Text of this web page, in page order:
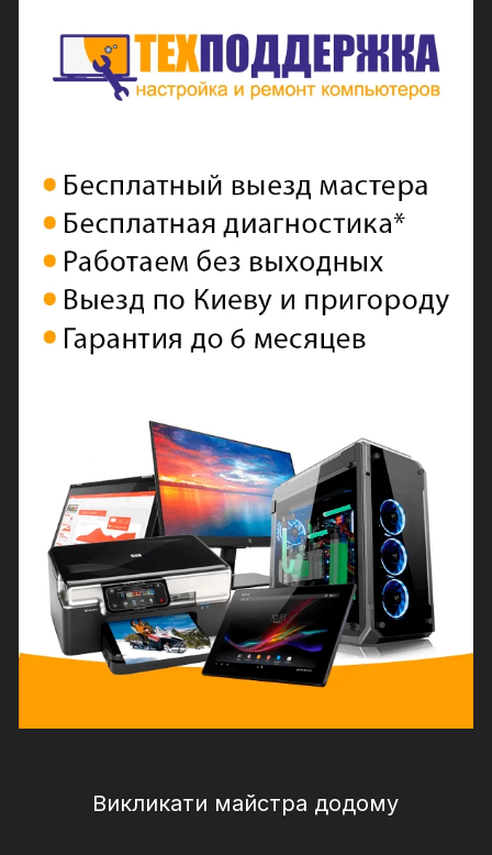
Викликати майстра додому